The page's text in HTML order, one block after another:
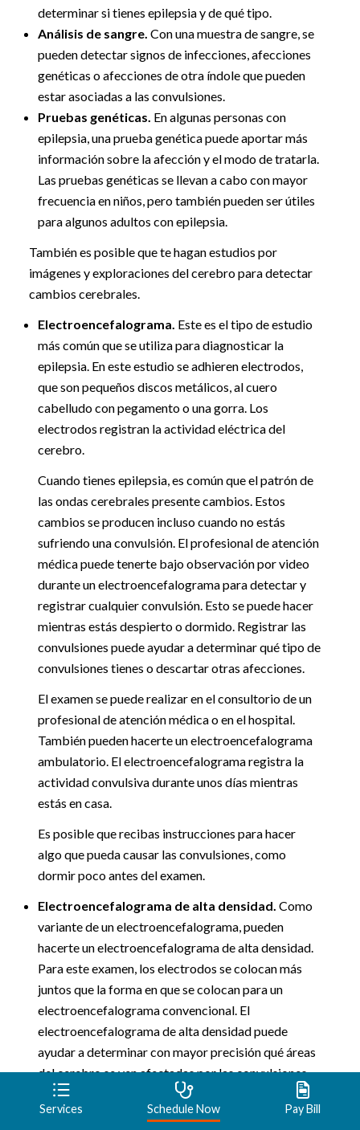
determinar si tienes epilepsia y de qué tipo.
Análisis de sangre. Con una muestra de sangre, se
pueden detectar signos de infecciones, afecciones
genéticas o afecciones de otra índole que pueden
estar asociadas a las convulsiones.
Pruebas genéticas. En algunas personas con
epilepsia, una prueba genética puede aportar más
información sobre la afección y el modo de tratarla.
Las pruebas genéticas se llevan a cabo con mayor
frecuencia en niños, pero también pueden ser útiles
para algunos adultos con epilepsia.
También es posible que te hagan estudios por
imágenes y exploraciones del cerebro para detectar
cambios cerebrales.
Electroencefalograma. Este es el tipo de estudio
más común que se utiliza para diagnosticar la
epilepsia. En este estudio se adhieren electrodos,
que son pequeños discos metálicos, al cuero
cabelludo con pegamento o una gorra. Los
electrodos registran la actividad eléctrica del
cerebro.
Cuando tienes epilepsia, es común que el patrón de
las ondas cerebrales presente cambios. Estos
cambios se producen incluso cuando no estás
sufriendo una convulsión. El profesional de atención
médica puede tenerte bajo observación por video
durante un electroencefalograma para detectar y
registrar cualquier convulsión. Esto se puede hacer
mientras estás despierto o dormido. Registrar las
convulsiones puede ayudar a determinar qué tipo de
convulsiones tienes o descartar otras afecciones.
El examen se puede realizar en el consultorio de un
profesional de atención médica o en el hospital.
También pueden hacerte un electroencefalograma
ambulatorio. El electroencefalograma registra la
actividad convulsiva durante unos días mientras
estás en casa.
Es posible que recibas instrucciones para hacer
algo que pueda causar las convulsiones, como
dormir poco antes del examen.
Electroencefalograma de alta densidad. Como
variante de un electroencefalograma, pueden
hacerte un electroencefalograma de alta densidad.
Para este examen, los electrodos se colocan más
juntos que la forma en que se colocan para un
electroencefalograma convencional. El
electroencefalograma de alta densidad puede
ayudar a determinar con mayor precisión qué áreas
del cerebro se ven afectadas por las convulsiones.
Tomografía computarizada.
computarizada utiliza rayos X para obtener
Services Schedule Now Pay Bill